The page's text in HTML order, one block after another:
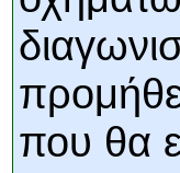
που θα